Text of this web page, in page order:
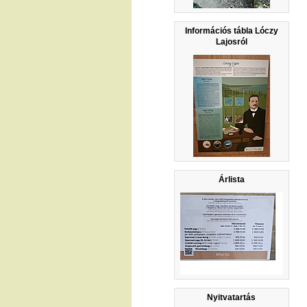
Információs tábla Lóczy
Lajosról
Árlista
Nyitvatartás